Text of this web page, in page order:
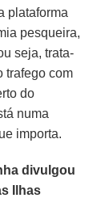
plataforma
pesqueira,
seja, trata-
trafego com
do
numa
importa.
divulgou
Ilhas